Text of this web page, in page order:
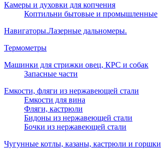
Камеры и духовки для копчения
Коптильни бытовые и промышленные
Навигаторы.Лазерные дальномеры.
Термометры
Машинки для стрижки овец, КРС и собак
Запасные части
Емкости, фляги из нержавеющей стали
Емкости для вина
Фляги, кастрюли
Бидоны из нержавеющей стали
Бочки из нержавеющей стали
Чугунные котлы, казаны, кастрюли и горшки